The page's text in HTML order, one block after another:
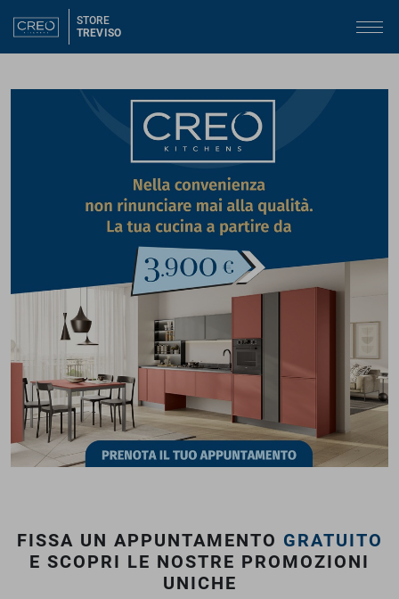
STORE
TREVISO
FISSA UN APPUNTAMENTO GRATUITO
E SCOPRI LE NOSTRE PROMOZIONI
UNICHE